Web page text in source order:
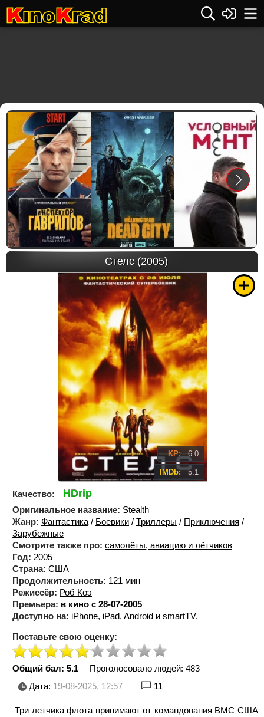
Стелс (2005)
KP: 6.0
IMDb: 5.1
Качество: HDrip
Оригинальное название: Stealth
Жанр: Фантастика / Боевики / Триллеры / Приключения /
Зарубежные
Смотрите также про: самолёты, авиацию и лётчиков
Год: 2005
Страна: США
Продолжительность: 121 мин
Режиссёр: Роб Коэ
Премьера: в кино с 28-07-2005
Доступно на: iPhone, iPad, Android и smartTV.
Поставьте свою оценку:
Общий бал: 5.1 Проголосовало людей: 483
Дата: 19-08-2025, 12:57 11
Три летчика флота принимают от командования ВМС США
Previous Next